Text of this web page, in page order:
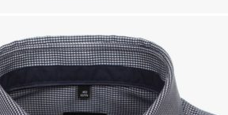
paidat
kauluspaidat
trikoopaidat
colleget ja hupparit